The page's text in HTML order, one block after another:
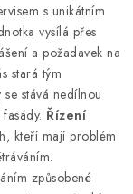
s unikátním
vysílá přes
a požadavek na
stará tým
stává nedílnou
Řízení
kteří mají problém
způsobené